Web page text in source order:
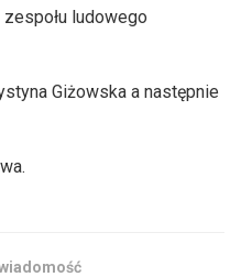
ludowego
Giżowska a następnie